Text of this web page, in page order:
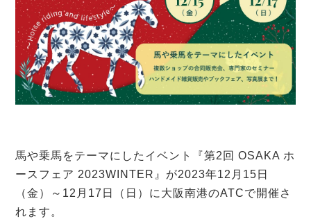
馬や乗馬をテーマにしたイベント『第2回 OSAKA ホ
ースフェア 2023WINTER』が2023年12月15日
（金）～12月17日（日）に大阪南港のATCで開催さ
れます。